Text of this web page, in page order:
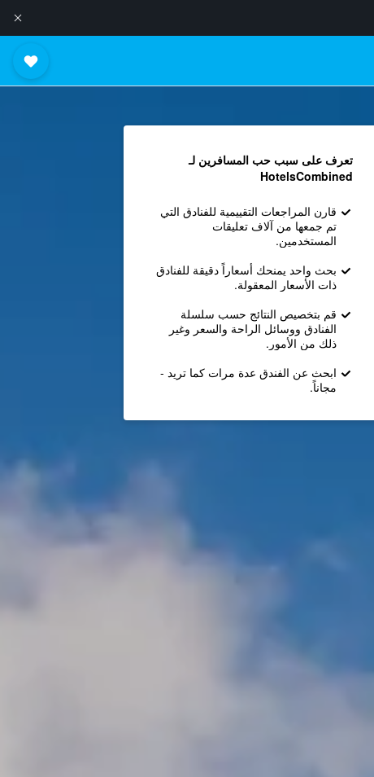
تعرف على سبب حب المسافرين لـ
HotelsCombined
قارن المراجعات التقييمية للفنادق التي
تم جمعها من آلاف تعليقات
المستخدمين.
بحث واحد يمنحك أسعاراً دقيقة للفنادق
ذات الأسعار المعقولة.
قم بتخصيص النتائج حسب سلسلة
الفنادق ووسائل الراحة والسعر وغير
ذلك من الأمور.
ابحث عن الفندق عدة مرات كما تريد -
مجاناً.